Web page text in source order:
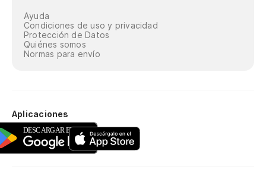
Ayuda
Condiciones de uso y privacidad
Protección de Datos
Quiénes somos
Normas para envío
Aplicaciones